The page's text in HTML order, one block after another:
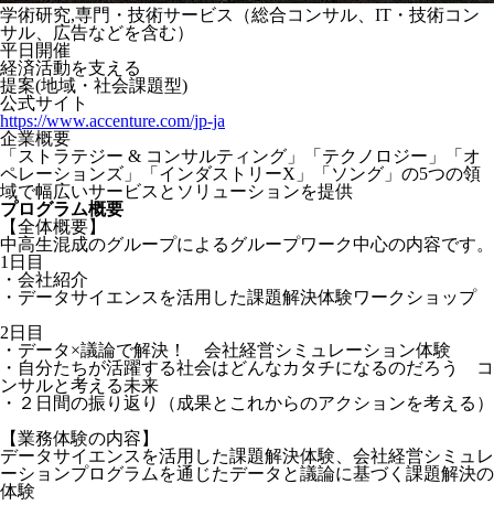
学術研究,専門・技術サービス（総合コンサル、IT・技術コン
サル、広告などを含む）
平日開催
経済活動を支える
提案(地域・社会課題型)
公式サイト
https://www.accenture.com/jp-ja
企業概要
「ストラテジー & コンサルティング」「テクノロジー」「オ
ペレーションズ」「インダストリーX」「ソング」の5つの領
域で幅広いサービスとソリューションを提供
プログラム概要
【全体概要】
中高生混成のグループによるグループワーク中心の内容です。
1日目
・会社紹介
・データサイエンスを活用した課題解決体験ワークショップ
2日目
・データ×議論で解決！ 会社経営シミュレーション体験
・自分たちが活躍する社会はどんなカタチになるのだろう コ
ンサルと考える未来
・２日間の振り返り（成果とこれからのアクションを考える）
【業務体験の内容】
データサイエンスを活用した課題解決体験、会社経営シミュレ
ーションプログラムを通じたデータと議論に基づく課題解決の
体験